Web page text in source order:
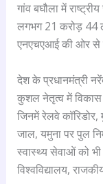
गांव बघौला में
लगभग 21 करोड़ 44
एनएचएआई की ओर से
देश के प्रधानमंत्री
कुशल नेतृत्व में विकास
जिनमें रेलवे
जाल, यमुना पर पुल
स्वास्थ्य सेवाओं को
विश्वविद्यालय,